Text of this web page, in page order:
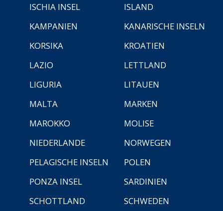
ISCHIA INSEL
ISLAND
KAMPANIEN
KANARISCHE INSELN
KORSIKA
KROATIEN
LAZIO
LETTLAND
LIGURIA
LITAUEN
MALTA
MARKEN
MAROKKO
MOLISE
NIEDERLANDE
NORWEGEN
PELAGISCHE INSELN
POLEN
PONZA INSEL
SARDINIEN
SCHOTTLAND
SCHWEDEN